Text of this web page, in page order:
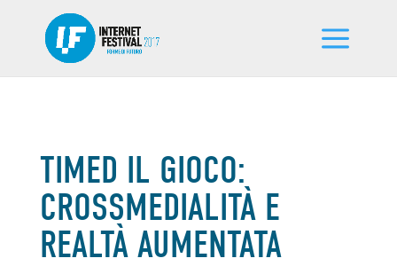
TIMED IL GIOCO:
CROSSMEDIALITÀ E
REALTÀ AUMENTATA